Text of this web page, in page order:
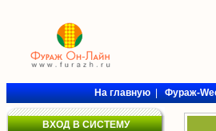
На главную|Фураж-
ВХОД В СИСТЕМУ